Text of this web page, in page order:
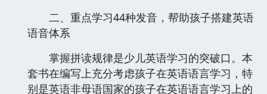
二、重点学习44种发音，帮助孩子搭建英语
语音体系
掌握拼读规律是少儿英语学习的突破口。本
套书在编写上充分考虑孩子在英语语言学习，特
别是英语非母语国家的孩子在英语语言学习上的